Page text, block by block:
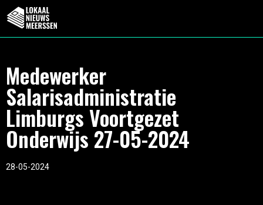
Medewerker
Salarisadministratie
Limburgs Voortgezet
Onderwijs 27-05-2024
28-05-2024